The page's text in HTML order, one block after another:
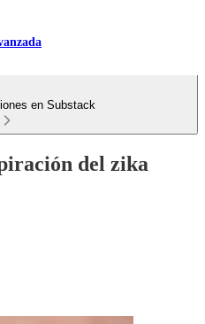
en Substack
del zika